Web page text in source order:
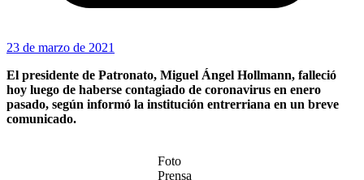
23 de marzo de 2021
El presidente de Patronato, Miguel Ángel Hollmann, falleció
hoy luego de haberse contagiado de coronavirus en enero
pasado, según informó la institución entrerriana en un breve
comunicado.
Foto
Prensa